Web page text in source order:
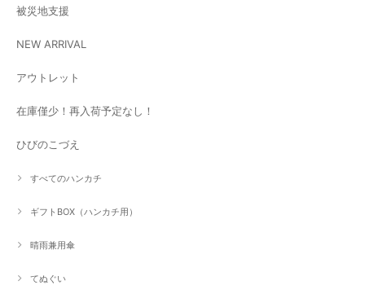
被災地支援
NEW ARRIVAL
アウトレット
在庫僅少！再入荷予定なし！
ひびのこづえ
すべてのハンカチ
ギフトBOX（ハンカチ用）
晴雨兼用傘
てぬぐい